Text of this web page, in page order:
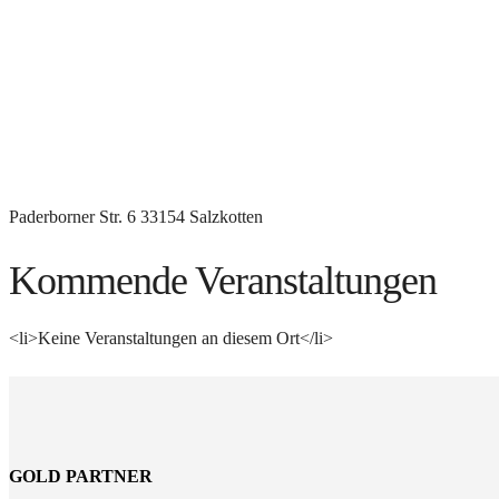
Paderborner Str. 6 33154 Salzkotten
Kommende Veranstaltungen
<li>Keine Veranstaltungen an diesem Ort</li>
GOLD PARTNER